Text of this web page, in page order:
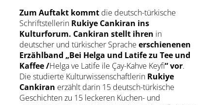
Zum Auftakt kommt die deutsch-türkische
Schriftstellerin Rukiye Cankiran ins
Kulturforum. Cankiran stellt ihren in
deutscher und türkischer Sprache erschienenen
Erzählband „Bei Helga und Latife zu Tee und
Kaffee /Helga ve Latife ile Çay-Kahve Keyfi“ vor.
Die studierte Kulturwissenschaftlerin Rukiye
Cankiran erzählt darin 15 deutsch-türkische
Geschichten zu 15 leckeren Kuchen- und